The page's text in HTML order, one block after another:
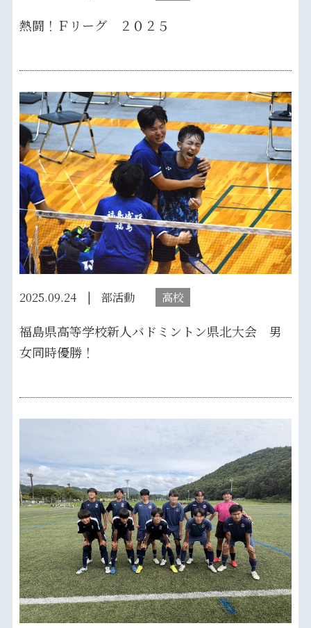
熱闘！Ｆリーグ ２０２５
2025.09.24 部活動 高校
福島県高等学校新人バドミントン県北大会 男
女同時優勝！